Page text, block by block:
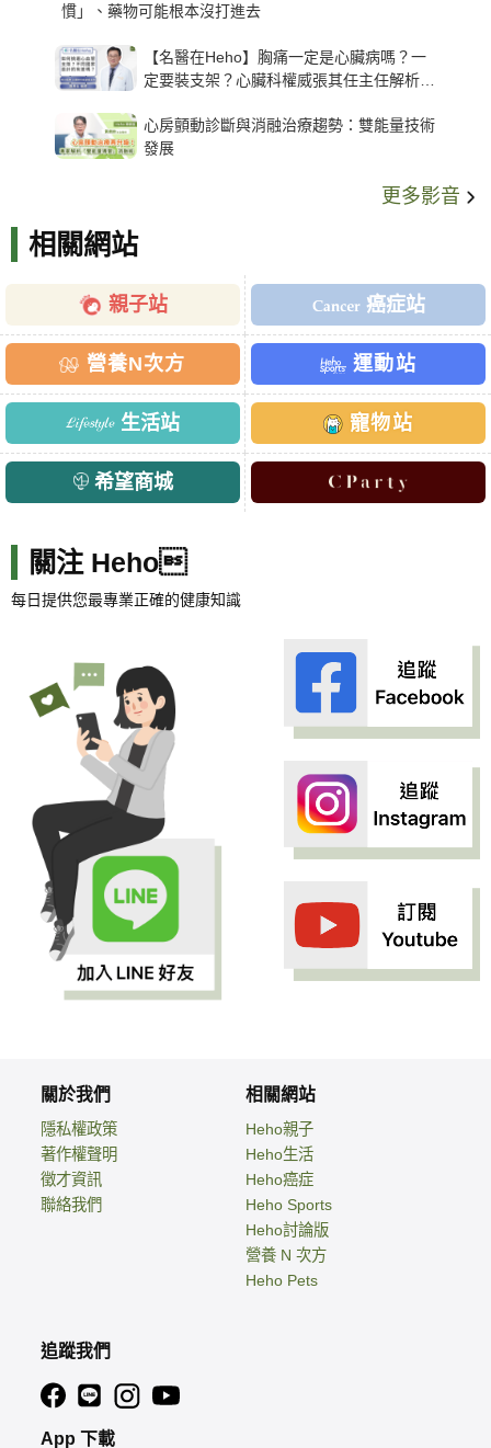
慣」、藥物可能根本沒打進去
【名醫在Heho】胸痛一定是心臟病嗎？一
定要裝支架？心臟科權威張其任主任解析支
心房顫動診斷與消融治療趨勢：雙能量技術
發展
更多影音
相關網站
親子站 癌症站
營養N次方 運動站
生活站 寵物站
希望商城
關注 Heho
每日提供您最專業正確的健康知識
關於我們
隱私權政策
著作權聲明
徵才資訊
聯絡我們
相關網站
Heho親子
Heho生活
Heho癌症
Heho Sports
Heho討論版
營養 N 次方
Heho Pets
追蹤我們
App 下載